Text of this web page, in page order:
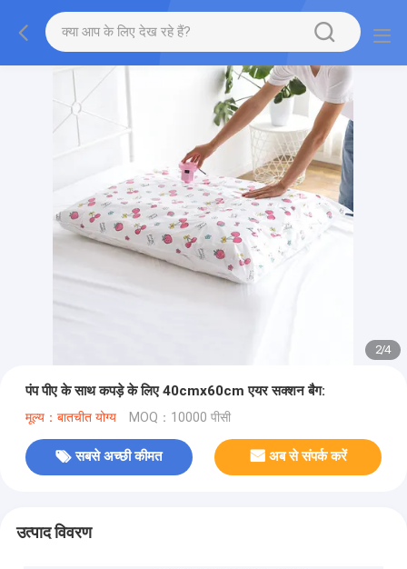
2/4
पंप पीए के साथ कपड़े के लिए 40cmx60cm एयर सक्शन बैग:
मूल्य：बातचीत योग्य MOQ：10000 पीसी
सबसे अच्छी कीमत अब से संपर्क करें
उत्पाद विवरण